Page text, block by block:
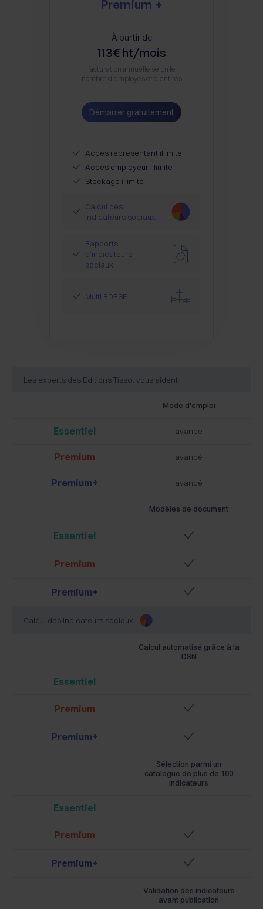
Premium +
À partir de
113€ ht/mois
facturation annuelle selon le
nombre d’employés et d'entités
Démarrer gratuitement
Accès représentant illimité
Accès employeur illimité
Stockage illimité
Calcul des
indicateurs sociaux
Rapports
d'indicateurs
sociaux
Multi BDESE
Les experts des Editions Tissot vous aident
Mode d'emploi
Essentiel avancé
Premium avancé
Premium+ avancé
Modèles de document
Essentiel
Premium
Premium+
Calcul des indicateurs sociaux
Calcul automatisé grâce à la
DSN
Essentiel
Premium
Premium+
Sélection parmi un
catalogue de plus de 100
indicateurs
Essentiel
Premium
Premium+
Validation des indicateurs
avant publication